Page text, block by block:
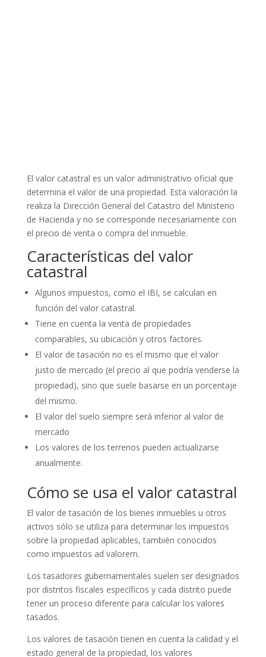
El valor catastral es un valor administrativo oficial que
determina el valor de una propiedad. Esta valoración la
realiza la Dirección General del Catastro del Ministerio
de Hacienda y no se corresponde necesariamente con
el precio de venta o compra del inmueble.
Características del valor
catastral
Algunos impuestos, como el IBI, se calculan en
función del valor catastral.
Tiene en cuenta la venta de propiedades
comparables, su ubicación y otros factores.
El valor de tasación no es el mismo que el valor
justo de mercado (el precio al que podría venderse la
propiedad), sino que suele basarse en un porcentaje
del mismo.
El valor del suelo siempre será inferior al valor de
mercado
Los valores de los terrenos pueden actualizarse
anualmente.
Cómo se usa el valor catastral
El valor de tasación de los bienes inmuebles u otros
activos sólo se utiliza para determinar los impuestos
sobre la propiedad aplicables, también conocidos
como impuestos ad valorem.
Los tasadores gubernamentales suelen ser designados
por distritos fiscales específicos y cada distrito puede
tener un proceso diferente para calcular los valores
tasados.
Los valores de tasación tienen en cuenta la calidad y el
estado general de la propiedad, los valores